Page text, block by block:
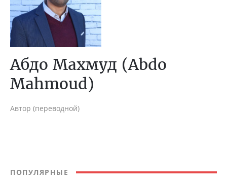
Абдо Махмуд (Abdo
Mahmoud)
Автор (переводной)
ПОПУЛЯРНЫЕ